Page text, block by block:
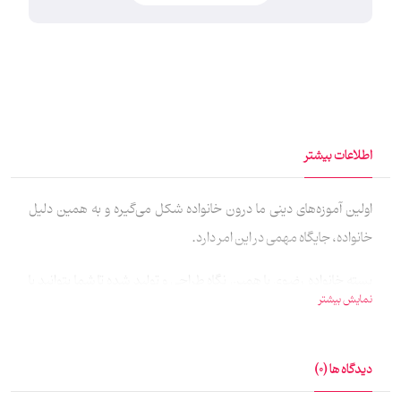
اطلاعات بیشتر
اولین آموزه‌های دینی ما درون خانواده شکل می‌گیره و به همین دلیل
خانواده، جایگاه مهمی در این امر دارد.
کمک این جانماز‌های ست، در خانواده، ارج و اهمیت خاصی به نماز
دارد.
نمایش بیشتر
دیدگاه ها (0)